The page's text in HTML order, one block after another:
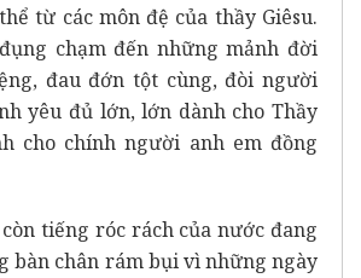
từ các môn đệ của thầy Giêsu.
chạm đến những mảnh đời
đau đớn tột cùng, đòi người
yêu đủ lớn, lớn dành cho Thầy
cho chính người anh em đồng
tiếng róc rách của nước đang
bàn chân rám bụi vì những ngày